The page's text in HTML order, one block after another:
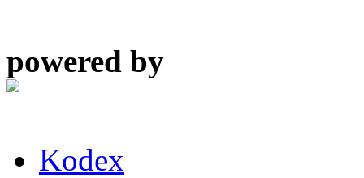
powered by
Kodex